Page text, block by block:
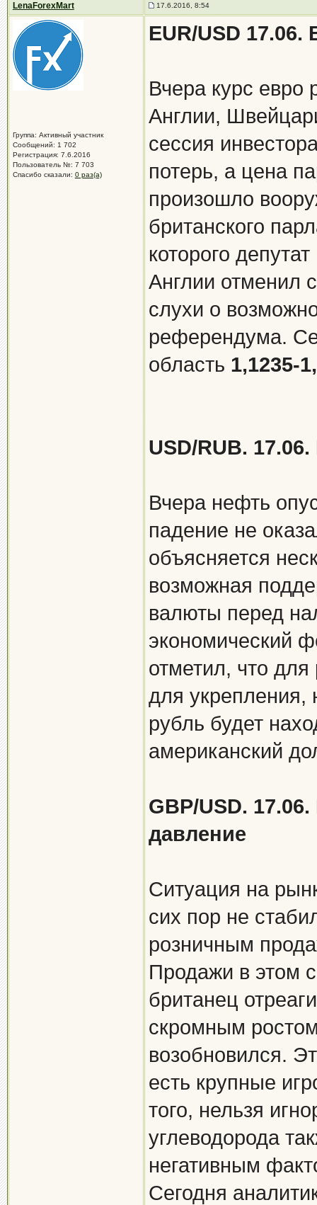
LenaForexMart 17.6.2016, 8:54
Группа: Активный участник
Сообщений: 1 702
Регистрация: 7.6.2016
Пользователь №: 7 703
Спасибо сказали: 0 раз(а)
EUR/USD
Вчера курс евро
Англии,
сессия
потерь, а цена
произошло
британского
которого
Англии отменил
слухи о
референдума.
область 1,1235-
USD/RUB.
Вчера нефть
падение не
объясняется
возможная
валюты перед
экономический
отметил, что
для укрепления,
рубль будет
американский
GBP/USD.
давление
Ситуация на
сих пор не
розничным
Продажи в этом
британец
скромным
возобновился.
есть крупные
того, нельзя
углеводорода
негативным
Сегодня